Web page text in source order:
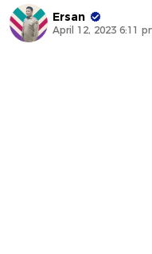
Ersan
April 12, 2023 6:11